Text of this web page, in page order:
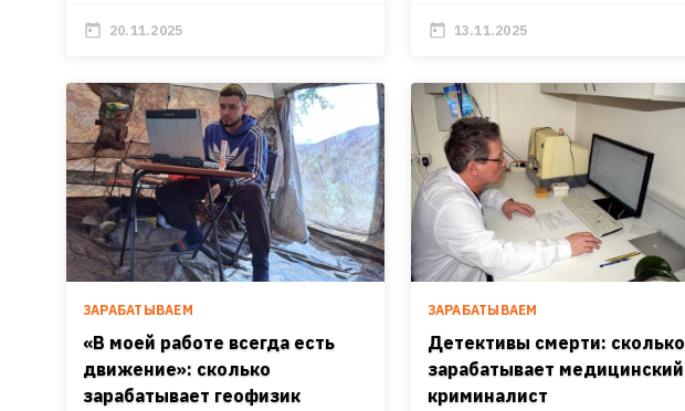
20.11.2025 13.11.2025
ЗАРАБАТЫВАЕМ
«В моей работе всегда есть
движение»: сколько
зарабатывает геофизик
ЗАРАБАТЫВАЕМ
Детективы смерти: сколько
зарабатывает медицинский
криминалист